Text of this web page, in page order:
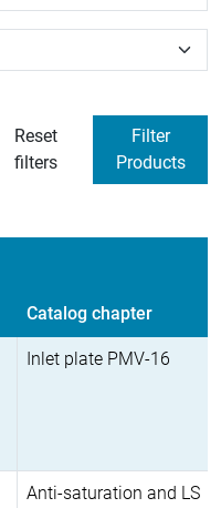
Reset
filters
Filter
Products
Catalog chapter
Inlet plate PMV-16
Anti-saturation and LS